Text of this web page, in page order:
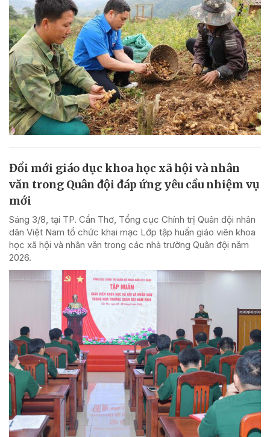
Đổi mới giáo dục khoa học xã hội và nhân
văn trong Quân đội đáp ứng yêu cầu nhiệm vụ
mới
Sáng 3/8, tại TP. Cần Thơ, Tổng cục Chính trị Quân đội nhân
dân Việt Nam tổ chức khai mạc Lớp tập huấn giáo viên khoa
học xã hội và nhân văn trong các nhà trường Quân đội năm
2026.